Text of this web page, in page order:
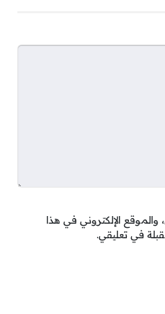
الإلكتروني في هذا
في تعليقي.